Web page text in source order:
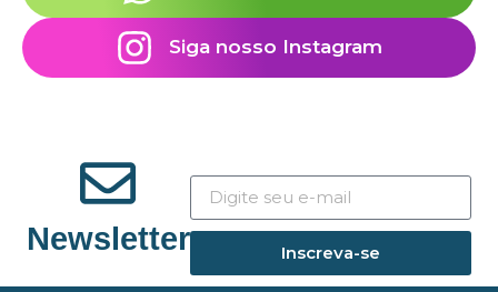
Siga nosso Instagram
Newsletter Inscreva-se